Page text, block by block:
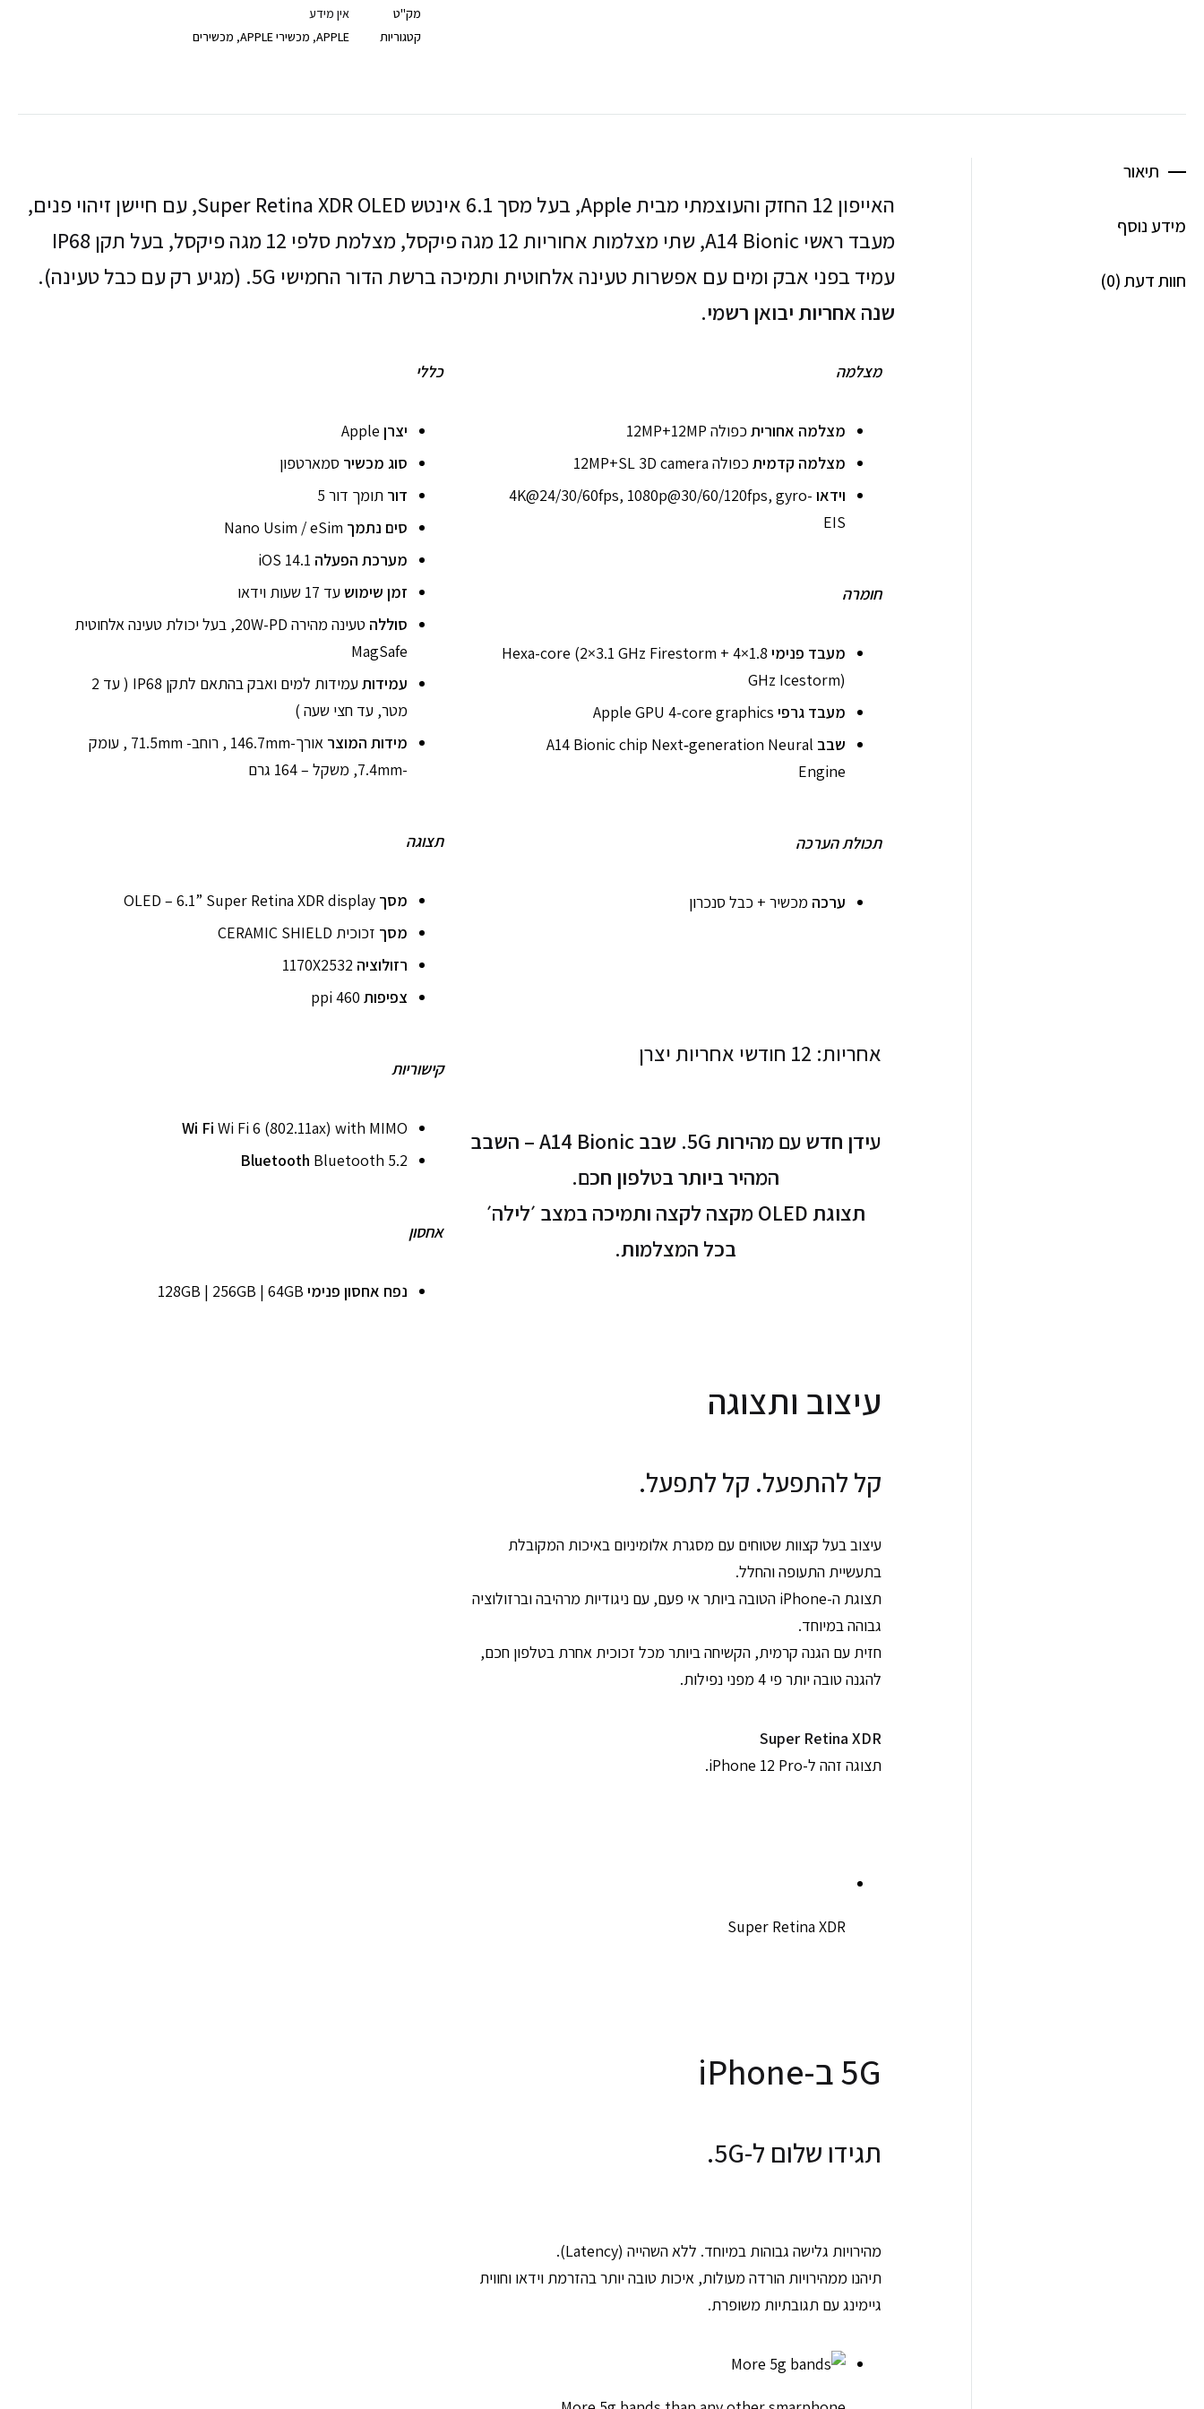
מק"ט
אין מידע
קטגוריות
APPLE
, מכשירי APPLE , מכשירים
תיאור
מידע נוסף
חוות דעת (0)
האייפון 12 החזק והעוצמתי מבית Apple, בעל מסך 6.1 אינטש Super Retina XDR OLED, עם חיישן זיהוי פנים,
מעבד ראשי A14 Bionic, שתי מצלמות אחוריות 12 מגה פיקסל, מצלמת סלפי 12 מגה פיקסל, בעל תקן IP68
עמיד בפני אבק ומים עם אפשרות טעינה אלחוטית ותמיכה ברשת הדור החמישי 5G. (מגיע רק עם כבל טעינה).
שנה אחריות יבואן רשמי.
כללי
יצרן Apple
סוג מכשיר סמארטפון
דורתומך דור 5
סים נתמך Nano Usim / eSim
מערכת הפעלה iOS 14.1
זמן שימוש עד 17 שעות וידאו
סוללה
טעינה מהירה 20W-PD, בעל יכולת טעינה אלחוטית
MagSafe
עמידות
עמידות למים ואבק בהתאם לתקן IP68 ( עד 2
מטר, עד חצי שעה )
מידות המוצר
אורך-146.7mm , רוחב- 71.5mm , עומק
-7.4mm, משקל – 164 גרם
תצוגה
מסךOLED – 6.1” Super Retina XDR display
מסך זכוכית CERAMIC SHIELD
רזולוציה 1170X2532
צפיפות
קישוריות
Wi Fi Wi Fi 6 (802.11ax) with MIMO
Bluetooth Bluetooth 5.2
אחסון
נפח אחסון פנימי 128GB | 256GB | 64GB
מצלמה
מצלמה אחורית כפולה 12MP+12MP
מצלמה קדמית כפולה 12MP+SL 3D camera
וידאו 4K@24/30/60fps, 1080p@30/60/120fps, gyro-
EIS
חומרה
מעבד פנימי Hexa-core (2×3.1 GHz Firestorm + 4×1.8
GHz Icestorm)
מעבד גרפי Apple GPU 4-core graphics
שבב A14 Bionic chip Next‑generation Neural
Engine
תכולת הערכה
ערכה מכשיר + כבל סנכרון
אחריות: 12 חודשי אחריות יצרן
עידן חדש עם מהירות 5G. שבב A14 Bionic – השבב
המהיר ביותר בטלפון חכם.
תצוגת OLED מקצה לקצה ותמיכה במצב ׳לילה׳
בכל המצלמות.
עיצוב ותצוגה
קל להתפעל. קל לתפעל.
עיצוב בעל קצוות שטוחים עם מסגרת אלומיניום באיכות המקובלת
בתעשיית התעופה והחלל.
תצוגת ה-iPhone הטובה ביותר אי פעם, עם ניגודיות מרהיבה וברזולוציה
גבוהה במיוחד.
חזית עם הגנה קרמית, הקשיחה ביותר מכל זכוכית אחרת בטלפון חכם,
להגנה טובה יותר פי 4 מפני נפילות.
Super Retina XDR
תצוגה זהה ל-iPhone 12 Pro.
Super Retina XDR
5G ב-iPhone
תגידו שלום ל-5G.
מהירויות גלישה גבוהות במיוחד. ללא השהייה (Latency).
תיהנו ממהירויות הורדה מעולות, איכות טובה יותר בהזרמת וידאו וחווית
גיימינג עם תגובתיות משופרת.